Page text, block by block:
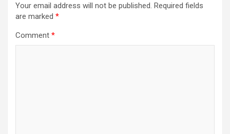
Your email address will not be published. Required fields
are marked *
Comment *